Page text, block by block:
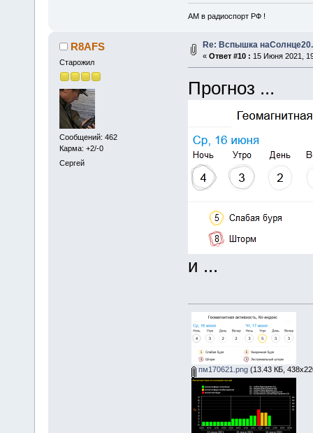
АМ в радиоспорт РФ !
R8AFS
Старожил
Сообщений: 462
Карма: +2/-0
Сергей
Re: Вспышка
« Ответ #10 : 15 Июня 2021,
Прогноз ...
и ...
пм170621.png(13.43 КБ,